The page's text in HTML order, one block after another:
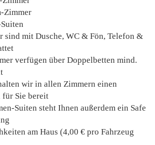
Zimmer
sind mit Dusche, WC & Fön, Telefon &
verfügen über Doppelbetten mind.
wir in allen Zimmern einen
für Sie bereit
Suiten steht Ihnen außerdem ein Safe
am Haus (4,00 € pro Fahrzeug